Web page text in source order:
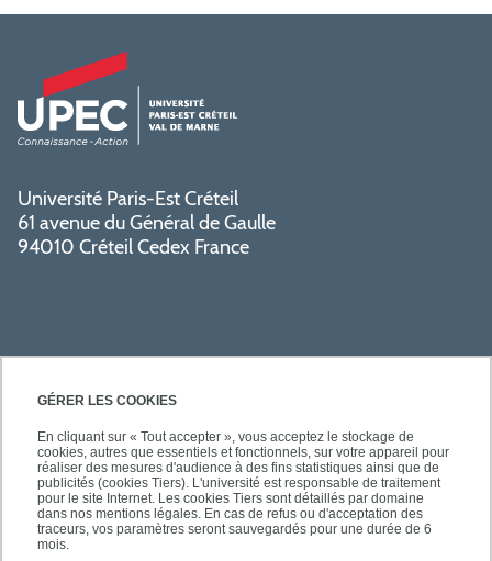
GÉRER LES COOKIES
En cliquant sur « Tout accepter », vous acceptez le stockage de
cookies, autres que essentiels et fonctionnels, sur votre appareil pour
réaliser des mesures d'audience à des fins statistiques ainsi que de
publicités (cookies Tiers). L'université est responsable de traitement
pour le site Internet. Les cookies Tiers sont détaillés par domaine
dans nos mentions légales. En cas de refus ou d'acceptation des
traceurs, vos paramètres seront sauvegardés pour une durée de 6
mois.
Université Paris-Est Créteil
61 avenue du Général de Gaulle
94010 Créteil Cedex France
SÉCURITÉ